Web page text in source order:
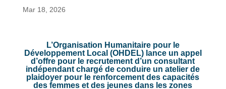
Mar 18, 2026
L’Organisation Humanitaire pour le
Développement Local (OHDEL) lance un appel
d’offre pour le recrutement d’un consultant
indépendant chargé de conduire un atelier de
plaidoyer pour le renforcement des capacités
des femmes et des jeunes dans les zones